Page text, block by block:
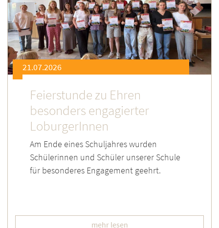
21.07.2026
Feierstunde zu Ehren
besonders engagierter
LoburgerInnen
Am Ende eines Schuljahres wurden
Schülerinnen und Schüler unserer Schule
für besonderes Engagement geehrt.
mehr lesen